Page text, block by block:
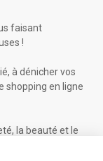
faisant
!
à dénicher vos
shopping en ligne
la beauté et le